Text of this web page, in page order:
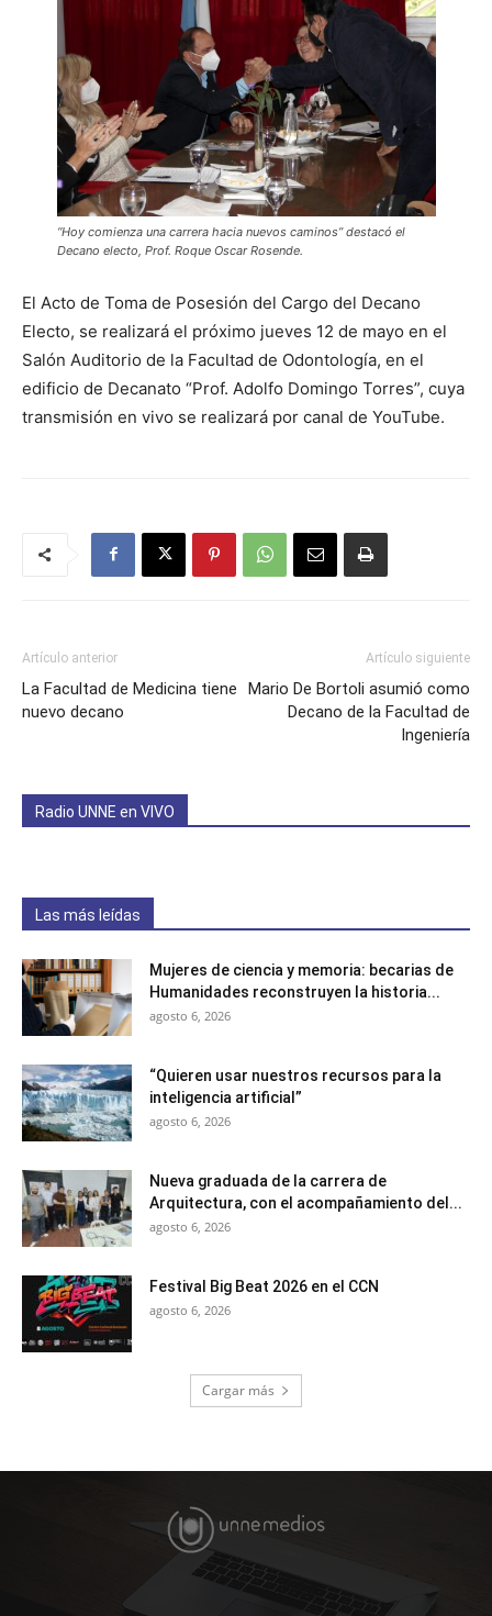
“Hoy comienza una carrera hacia nuevos caminos” destacó el
Decano electo, Prof. Roque Oscar Rosende.
El Acto de Toma de Posesión del Cargo del Decano
Electo, se realizará el próximo jueves 12 de mayo en el
Salón Auditorio de la Facultad de Odontología, en el
edificio de Decanato “Prof. Adolfo Domingo Torres”, cuya
transmisión en vivo se realizará por canal de YouTube.
Artículo anterior
La Facultad de Medicina tiene
nuevo decano
Artículo siguiente
Mario De Bortoli asumió como
Decano de la Facultad de
Ingeniería
Radio UNNE en VIVO
Las más leídas
Mujeres de ciencia y memoria: becarias de
Humanidades reconstruyen la historia...
agosto 6, 2026
“Quieren usar nuestros recursos para la
inteligencia artificial”
agosto 6, 2026
Nueva graduada de la carrera de
Arquitectura, con el acompañamiento del...
agosto 6, 2026
Festival Big Beat 2026 en el CCN
agosto 6, 2026
Cargar más